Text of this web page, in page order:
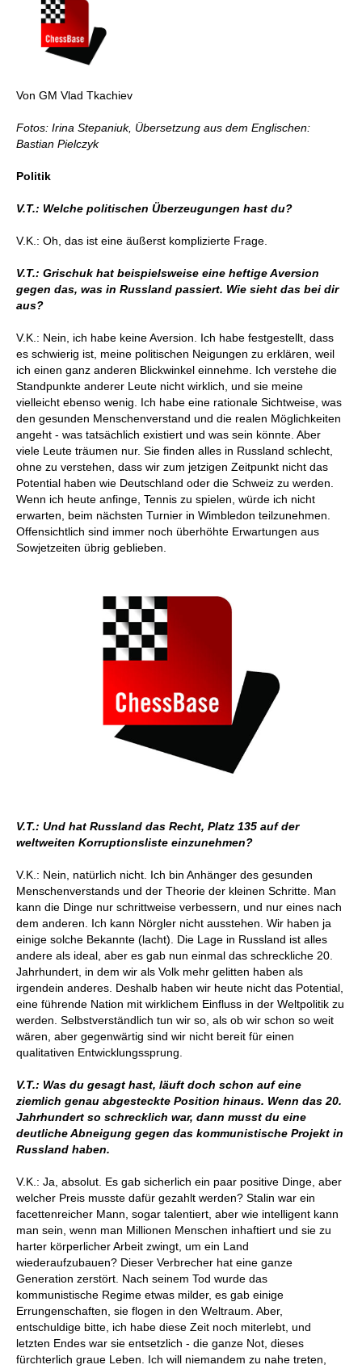
Von GM Vlad Tkachiev
Fotos: Irina Stepaniuk, Übersetzung aus dem Englischen:
Bastian Pielczyk
Politik
V.T.: Welche politischen Überzeugungen hast du?
V.K.: Oh, das ist eine äußerst komplizierte Frage.
V.T.: Grischuk hat beispielsweise eine heftige Aversion
gegen das, was in Russland passiert. Wie sieht das bei dir
aus?
V.K.: Nein, ich habe keine Aversion. Ich habe festgestellt, dass
es schwierig ist, meine politischen Neigungen zu erklären, weil
ich einen ganz anderen Blickwinkel einnehme. Ich verstehe die
Standpunkte anderer Leute nicht wirklich, und sie meine
vielleicht ebenso wenig. Ich habe eine rationale Sichtweise, was
den gesunden Menschenverstand und die realen Möglichkeiten
angeht - was tatsächlich existiert und was sein könnte. Aber
viele Leute träumen nur. Sie finden alles in Russland schlecht,
ohne zu verstehen, dass wir zum jetzigen Zeitpunkt nicht das
Potential haben wie Deutschland oder die Schweiz zu werden.
Wenn ich heute anfinge, Tennis zu spielen, würde ich nicht
erwarten, beim nächsten Turnier in Wimbledon teilzunehmen.
Offensichtlich sind immer noch überhöhte Erwartungen aus
Sowjetzeiten übrig geblieben.
V.T.: Und hat Russland das Recht, Platz 135 auf der
weltweiten Korruptionsliste einzunehmen?
V.K.: Nein, natürlich nicht. Ich bin Anhänger des gesunden
Menschenverstands und der Theorie der kleinen Schritte. Man
kann die Dinge nur schrittweise verbessern, und nur eines nach
dem anderen. Ich kann Nörgler nicht ausstehen. Wir haben ja
einige solche Bekannte (lacht). Die Lage in Russland ist alles
andere als ideal, aber es gab nun einmal das schreckliche 20.
Jahrhundert, in dem wir als Volk mehr gelitten haben als
irgendein anderes. Deshalb haben wir heute nicht das Potential,
eine führende Nation mit wirklichem Einfluss in der Weltpolitik zu
werden. Selbstverständlich tun wir so, als ob wir schon so weit
wären, aber gegenwärtig sind wir nicht bereit für einen
qualitativen Entwicklungssprung.
V.T.: Was du gesagt hast, läuft doch schon auf eine
ziemlich genau abgesteckte Position hinaus. Wenn das 20.
Jahrhundert so schrecklich war, dann musst du eine
deutliche Abneigung gegen das kommunistische Projekt in
Russland haben.
V.K.: Ja, absolut. Es gab sicherlich ein paar positive Dinge, aber
welcher Preis musste dafür gezahlt werden? Stalin war ein
facettenreicher Mann, sogar talentiert, aber wie intelligent kann
man sein, wenn man Millionen Menschen inhaftiert und sie zu
harter körperlicher Arbeit zwingt, um ein Land
wiederaufzubauen? Dieser Verbrecher hat eine ganze
Generation zerstört. Nach seinem Tod wurde das
kommunistische Regime etwas milder, es gab einige
Errungenschaften, sie flogen in den Weltraum. Aber,
entschuldige bitte, ich habe diese Zeit noch miterlebt, und
letzten Endes war sie entsetzlich - die ganze Not, dieses
fürchterlich graue Leben. Ich will niemandem zu nahe treten,